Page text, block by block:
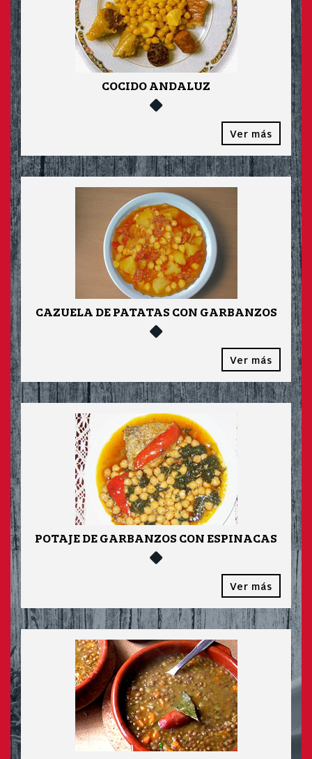
COCIDO ANDALUZ
Ver más
CAZUELA DE PATATAS CON GARBANZOS
Ver más
POTAJE DE GARBANZOS CON ESPINACAS
Ver más